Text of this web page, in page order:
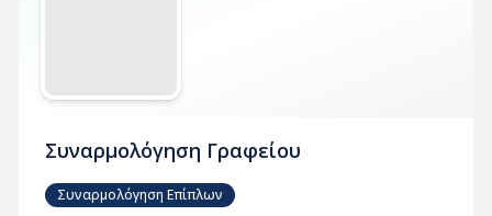
Συναρμολόγηση Γραφείου
Συναρμολόγηση Επίπλων